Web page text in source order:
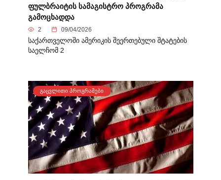
ფულბრაიტის სამაგისტრო პროგრამა
გამოცხადდა
2 09/04/2026
საქართველოში ამერიკის შეერთებული შტატების
საელჩომ 2
ᲒᲐᲪᲕᲚᲘᲗᲘ ᲞᲠᲝᲒᲠᲐᲛᲔᲑᲘ